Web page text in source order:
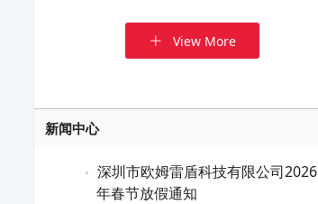
View More
新闻中心
深圳市欧姆雷盾科技有限公司2026
年春节放假通知